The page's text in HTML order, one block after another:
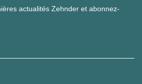
actualités Zehnder et abonnez-